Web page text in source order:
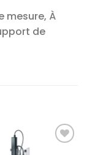
mesure, À
de